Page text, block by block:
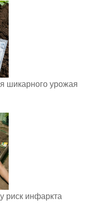
шикарного урожая
риск инфаркта